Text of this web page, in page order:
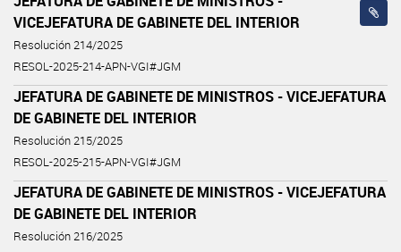
VICEJEFATURA DE GABINETE DEL INTERIOR
Resolución 214/2025
RESOL-2025-214-APN-VGI#JGM
JEFATURA DE GABINETE DE MINISTROS - VICEJEFATURA
DE GABINETE DEL INTERIOR
Resolución 215/2025
RESOL-2025-215-APN-VGI#JGM
JEFATURA DE GABINETE DE MINISTROS - VICEJEFATURA
DE GABINETE DEL INTERIOR
Resolución 216/2025